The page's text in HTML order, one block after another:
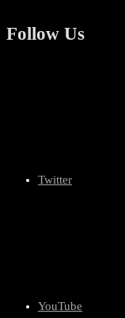
Follow Us
Twitter
YouTube